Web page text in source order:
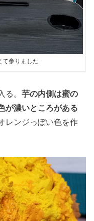
て参りました
る。芋の内側は蜜の
が濃いところがある
レンジっぽい色を作